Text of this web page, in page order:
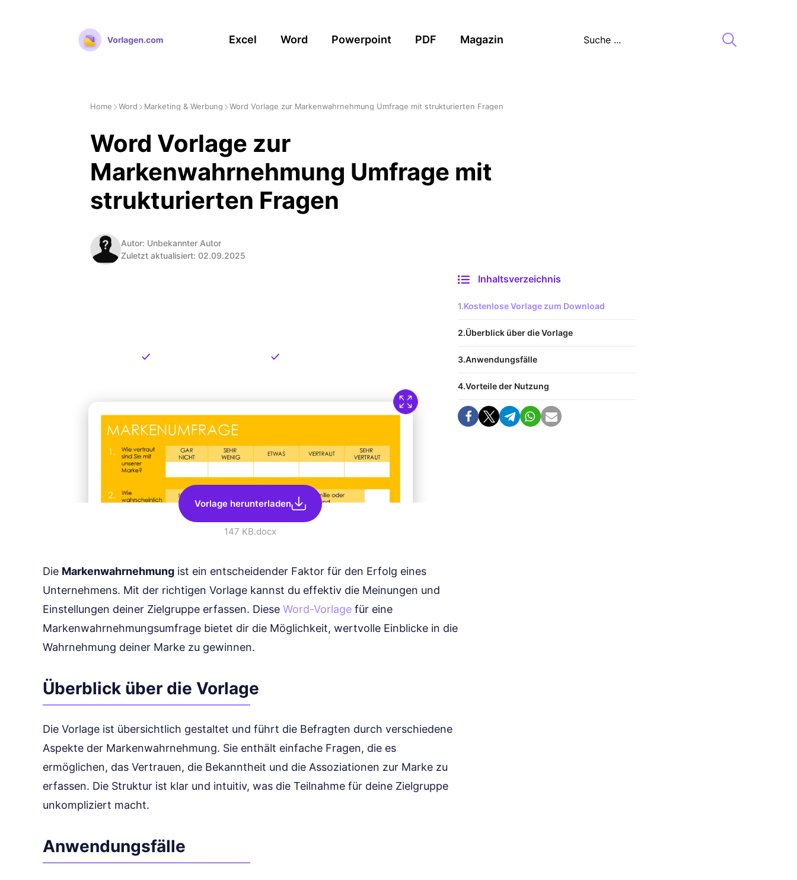
Excel Word Powerpoint PDF Magazin
Home Word Marketing & Werbung Word Vorlage zur Markenwahrnehmung Umfrage mit strukturierten Fragen
Word Vorlage zur
Markenwahrnehmung Umfrage mit
strukturierten Fragen
Autor: Unbekannter Autor
Zuletzt aktualisiert: 02.09.2025
Vorlage herunterladen
147 KB.docx
Die Markenwahrnehmung ist ein entscheidender Faktor für den Erfolg eines
Unternehmens. Mit der richtigen Vorlage kannst du effektiv die Meinungen und
Einstellungen deiner Zielgruppe erfassen. Diese Word-Vorlage für eine
Markenwahrnehmungsumfrage bietet dir die Möglichkeit, wertvolle Einblicke in die
Wahrnehmung deiner Marke zu gewinnen.
Überblick über die Vorlage
Die Vorlage ist übersichtlich gestaltet und führt die Befragten durch verschiedene
Aspekte der Markenwahrnehmung. Sie enthält einfache Fragen, die es
ermöglichen, das Vertrauen, die Bekanntheit und die Assoziationen zur Marke zu
erfassen. Die Struktur ist klar und intuitiv, was die Teilnahme für deine Zielgruppe
unkompliziert macht.
Anwendungsfälle
Inhaltsverzeichnis
Kostenlose Vorlage zum Download
Überblick über die Vorlage
Anwendungsfälle
Vorteile der Nutzung